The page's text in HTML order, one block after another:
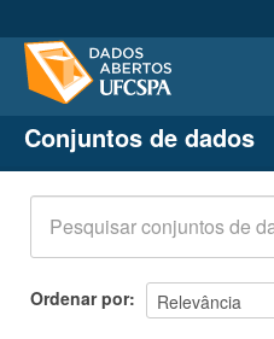
Conjuntos de dados
Organizações
Grupos
Sobre
Conjuntos de dados
Ordenar por